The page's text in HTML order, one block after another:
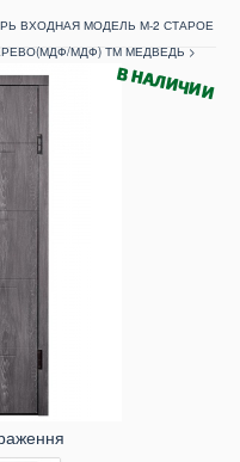
ВХОДНАЯ МОДЕЛЬ М-2 СТАРОЕ
МДФ) ТМ МЕДВЕДЬ >